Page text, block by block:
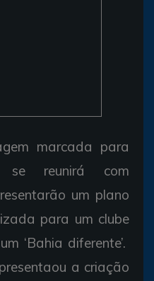
marcada para
reunirá com
um plano
para um clube
‘Bahia diferente’.
a criação